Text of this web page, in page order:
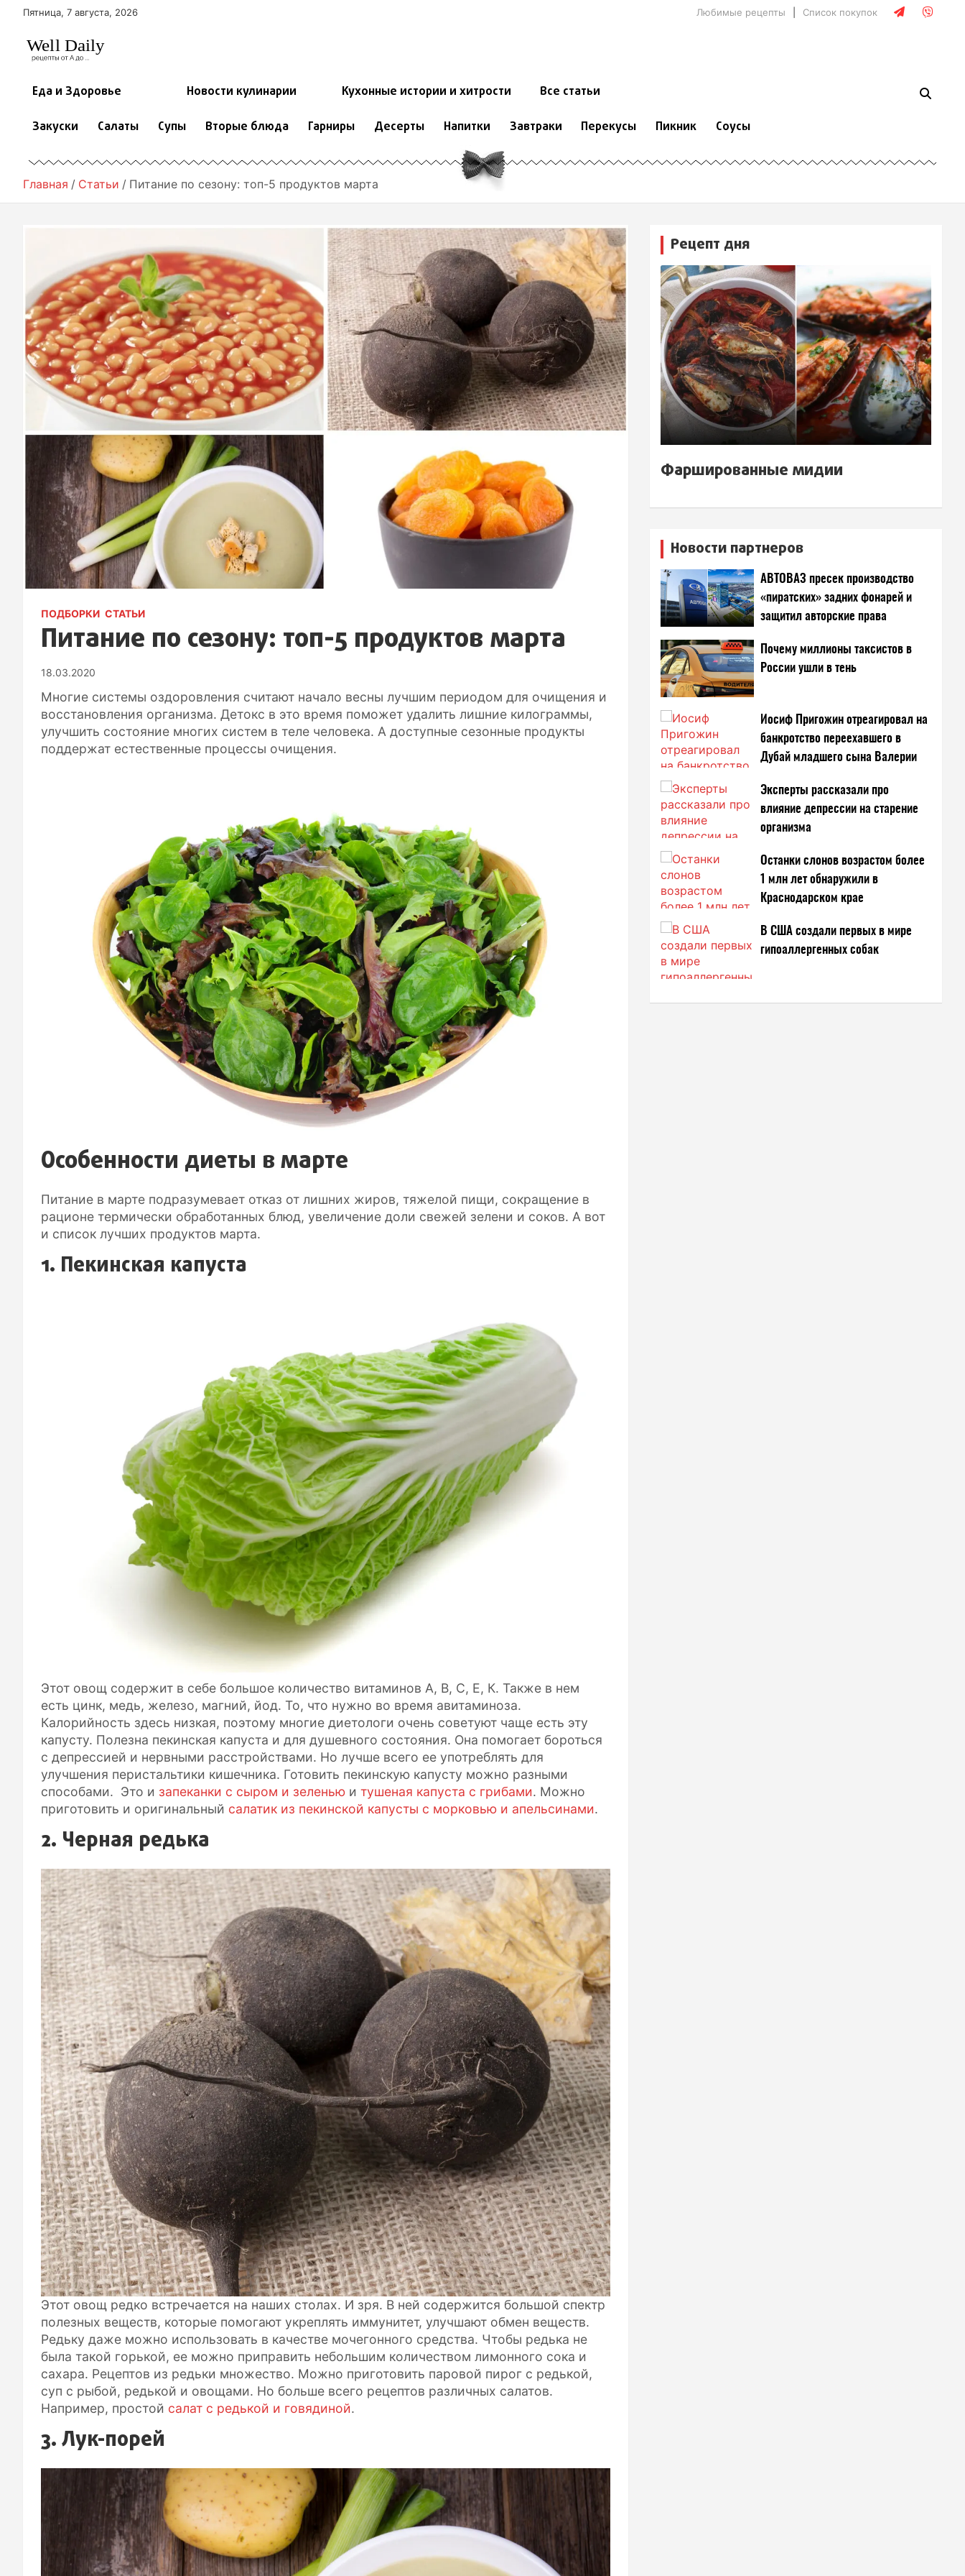
Пятница, 7 августа, 2026 Любимые рецепты Список покупок
Еда и Здоровье Новости кулинарии Кухонные истории и хитрости Все статьи
Закуски Салаты Супы Вторые блюда Гарниры Десерты Напитки Завтраки Перекусы Пикник Соусы
Главная Статьи Питание по сезону: топ-5 продуктов марта
ПОДБОРКИ СТАТЬИ
Питание по сезону: топ-5 продуктов марта
18.03.2020
Многие системы оздоровления считают начало весны лучшим периодом для очищения и
восстановления организма. Детокс в это время поможет удалить лишние килограммы,
улучшить состояние многих систем в теле человека. А доступные сезонные продукты
поддержат естественные процессы очищения.
Особенности диеты в марте
Питание в марте подразумевает отказ от лишних жиров, тяжелой пищи, сокращение в
рационе термически обработанных блюд, увеличение доли свежей зелени и соков. А вот
и список лучших продуктов марта.
1. Пекинская капуста
Этот овощ содержит в себе большое количество витаминов А, В, С, Е, К. Также в нем
есть цинк, медь, железо, магний, йод. То, что нужно во время авитаминоза.
Калорийность здесь низкая, поэтому многие диетологи очень советуют чаще есть эту
капусту. Полезна пекинская капуста и для душевного состояния. Она помогает бороться
с депрессией и нервными расстройствами. Но лучше всего ее употреблять для
улучшения перистальтики кишечника. Готовить пекинскую капусту можно разными
способами. Это и запеканки с сыром и зеленью и тушеная капуста с грибами. Можно
приготовить и оригинальный салатик из пекинской капусты с морковью и апельсинами.
2. Черная редька
Этот овощ редко встречается на наших столах. И зря. В ней содержится большой спектр
полезных веществ, которые помогают укреплять иммунитет, улучшают обмен веществ.
Редьку даже можно использовать в качестве мочегонного средства. Чтобы редька не
была такой горькой, ее можно приправить небольшим количеством лимонного сока и
сахара. Рецептов из редьки множество. Можно приготовить паровой пирог с редькой,
суп с рыбой, редькой и овощами. Но больше всего рецептов различных салатов.
Например, простой салат с редькой и говядиной.
3. Лук-порей
Рецепт дня
Фаршированные мидии
Новости партнеров
АВТОВАЗ пресек производство
«пиратских» задних фонарей и
защитил авторские права
Почему миллионы таксистов в
России ушли в тень
Иосиф Пригожин отреагировал на
банкротство переехавшего в
Дубай младшего сына Валерии
Эксперты рассказали про
влияние депрессии на старение
организма
Останки слонов возрастом более
1 млн лет обнаружили в
Краснодарском крае
В США создали первых в мире
гипоаллергенных собак